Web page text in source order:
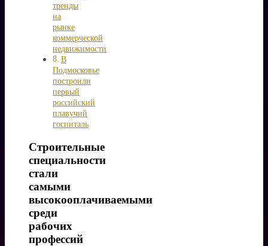
тренды
на
рынке
коммерческой
недвижимости
В
Подмосковье
построили
первый
российский
плавучий
госпиталь
Строительные
специальности
стали
самыми
высокооплачиваемыми
среди
рабочих
профессий